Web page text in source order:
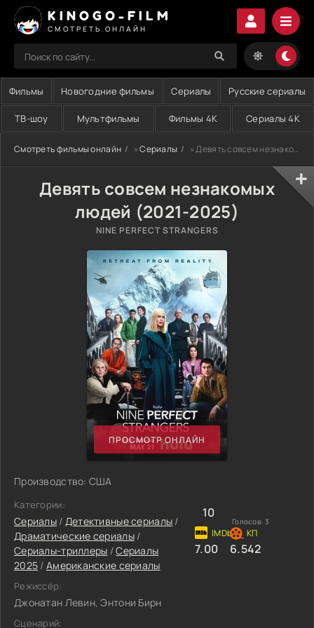
KINOGO-FILM
СМОТРЕТЬ ОНЛАЙН
Фильмы Новогодние фильмы Сериалы Русские сериалы
ТВ-шоу Мультфильмы Фильмы 4K Сериалы 4K
Смотреть фильмы онлайн »Сериалы » Девять совсем незнакомых людей (2021-2025)
Девять совсем незнакомых
людей (2021-2025)
NINE PERFECT STRANGERS
ПРОСМОТР ОНЛАЙН
Производство: США
Категории:
Сериалы/ Детективные сериалы /
Драматические сериалы/
Сериалы-триллеры /Сериалы
2025 / Американские сериалы
Режиссёр:
Джонатан Левин, Энтони Бирн
Сценарий:
10
Голосов: 3
7.00 6.542